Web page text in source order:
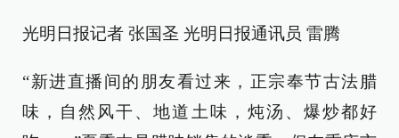
光明日报记者 张国圣 光明日报通讯员 雷腾
“新进直播间的朋友看过来，正宗奉节古法腊
味，自然风干、地道土味，炖汤、爆炒都好